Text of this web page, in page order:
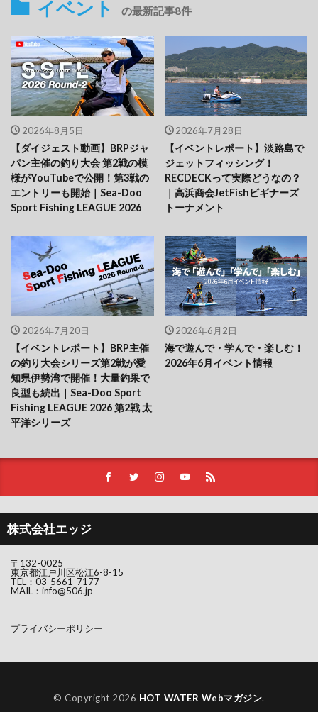
イベント の最新記事8件
2026年8月5日
【ダイジェスト動画】BRPジャ
パン主催の釣り大会 第2戦の模
様がYouTubeで公開！第3戦の
エントリーも開始｜Sea-Doo
Sport Fishing LEAGUE 2026
2026年7月28日
【イベントレポート】淡路島で
ジェットフィッシング！
RECDECKって実際どうなの？
｜高浜商会JetFishビギナーズ
トーナメント
2026年7月20日
【イベントレポート】BRP主催
の釣り大会シリーズ第2戦が愛
知県伊勢湾で開催！大量釣果で
良型も続出｜Sea-Doo Sport
Fishing LEAGUE 2026 第2戦 太
平洋シリーズ
2026年6月2日
海で遊んで・学んで・楽しむ！
2026年6月イベント情報
株式会社エッジ
〒132-0025
東京都江戸川区松江6-8-15
TEL： 03-5661-7177
MAIL： info@506.jp
プライバシーポリシー
© Copyright 2026 HOT WATER Webマガジン.